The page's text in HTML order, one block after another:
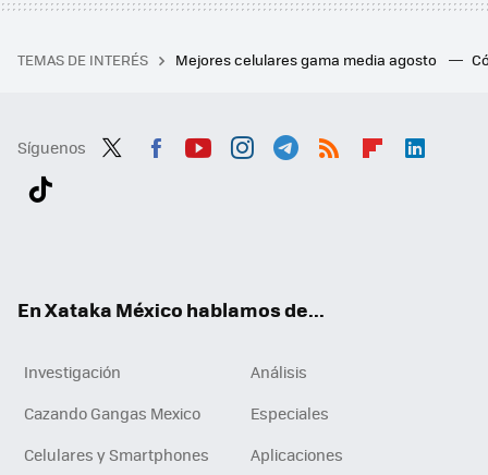
TEMAS DE INTERÉS Mejores celulares gama media agosto
Síguenos
En Xataka México hablamos de...
Investigación
Análisis
Cazando Gangas Mexico
Especiales
Celulares y Smartphones
Aplicaciones